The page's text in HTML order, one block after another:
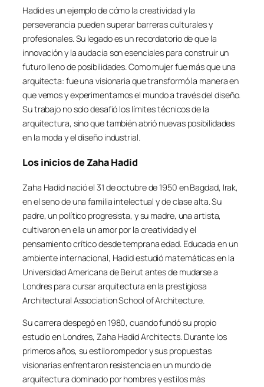
Hadid es un ejemplo de cómo la creatividad y la
perseverancia pueden superar barreras culturales y
profesionales. Su legado es un recordatorio de que la
innovación y la audacia son esenciales para construir un
futuro lleno de posibilidades. Como mujer fue más que una
arquitecta: fue una visionaria que transformó la manera en
que vemos y experimentamos el mundo a través del diseño.
Su trabajo no solo desafió los límites técnicos de la
arquitectura, sino que también abrió nuevas posibilidades
en la moda y el diseño industrial.
Los inicios de Zaha Hadid
Zaha Hadid nació el 31 de octubre de 1950 en Bagdad, Irak,
en el seno de una familia intelectual y de clase alta. Su
padre, un político progresista, y su madre, una artista,
cultivaron en ella un amor por la creatividad y el
pensamiento crítico desde temprana edad. Educada en un
ambiente internacional, Hadid estudió matemáticas en la
Universidad Americana de Beirut antes de mudarse a
Londres para cursar arquitectura en la prestigiosa
Architectural Association School of Architecture.
Su carrera despegó en 1980, cuando fundó su propio
estudio en Londres, Zaha Hadid Architects. Durante los
primeros años, su estilo rompedor y sus propuestas
visionarias enfrentaron resistencia en un mundo de
arquitectura dominado por hombres y estilos más